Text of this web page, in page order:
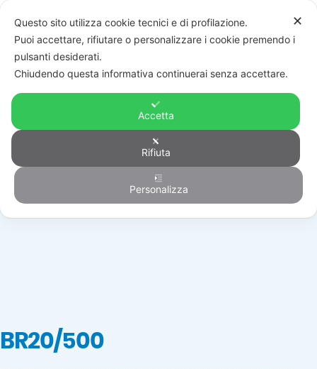
Generico
BR20/500
✕
Questo sito utilizza cookie tecnici e di profilazione.
Puoi accettare, rifiutare o personalizzare i cookie premendo i
pulsanti desiderati.
Chiudendo questa informativa continuerai senza accettare.
Accetta
Rifiuta
Personalizza